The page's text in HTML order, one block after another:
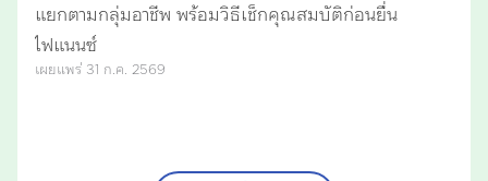
แยกตามกลุ่มอาชีพ พร้อมวิธีเช็กคุณสมบัติก่อนยื่น
ไฟแนนซ์
เผยแพร่ 31 ก.ค. 2569